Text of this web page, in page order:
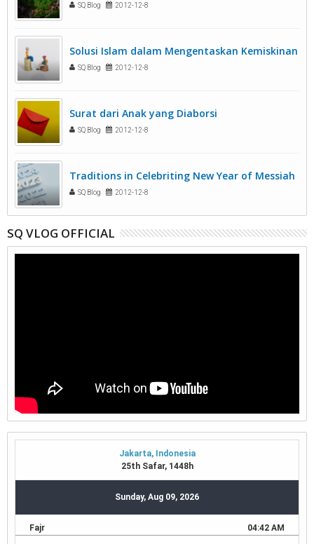
SQ Blog 2012-12-8
Solusi Islam dalam Mengentaskan Kemiskinan
SQ Blog 2012-12-8
Surat dari Anak yang Diaborsi
SQ Blog 2012-12-8
Traditions in Celebriting New Year of Messiah
SQ Blog 2012-12-8
SQ VLOG OFFICIAL